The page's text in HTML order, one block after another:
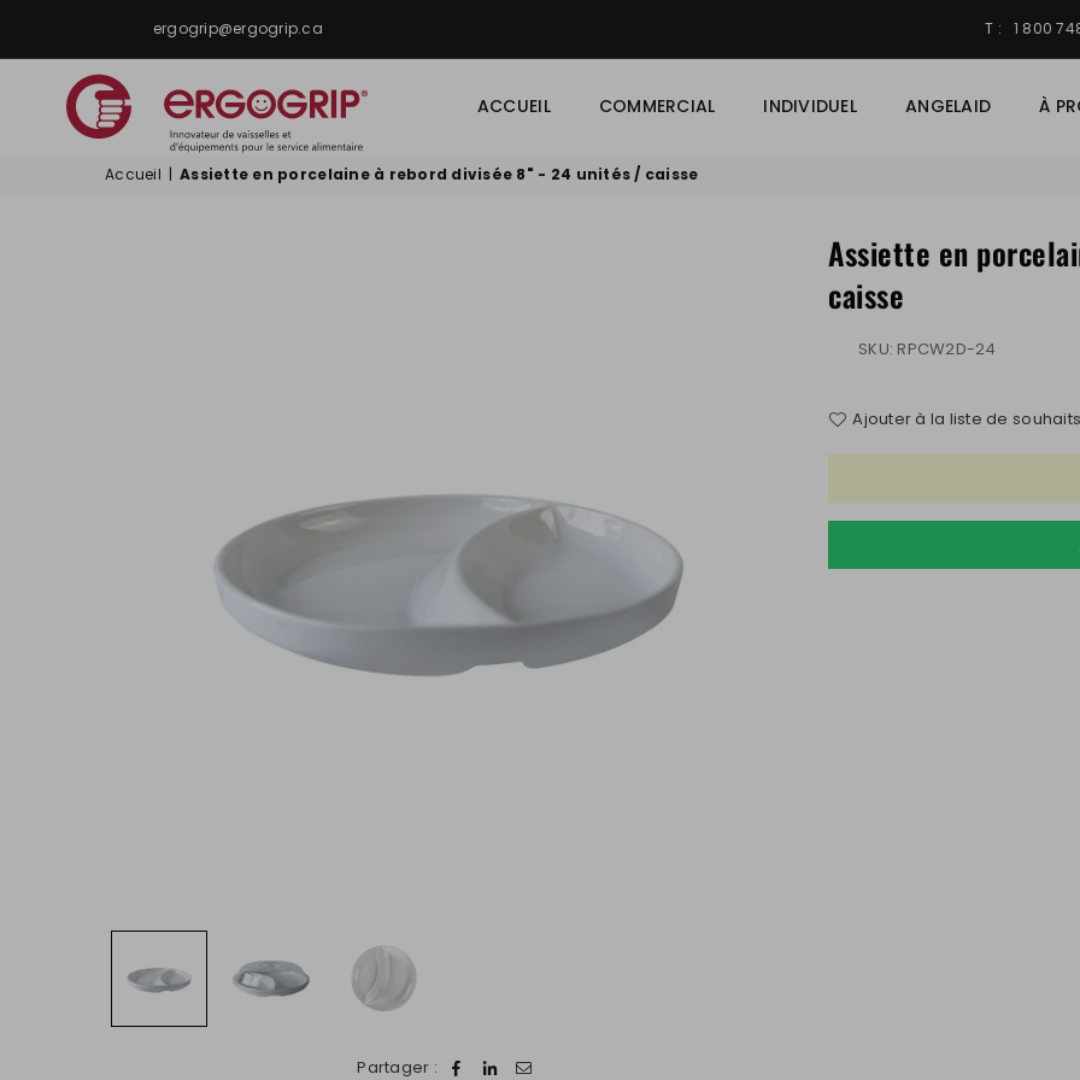
ergogrip@ergogrip.ca T : 1 800
ERGOGRIP
INC.
ACCUEIL COMMERCIAL INDIVIDUEL ANGELAID À
Accueil | Assiette en porcelaine à rebord divisée 8" - 24 unités / caisse
Partager :
Assiette en
caisse
SKU: RPCW2D-24
Ajouter à la liste de souhaits